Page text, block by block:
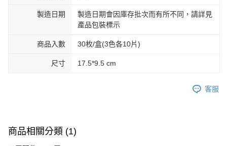
製造日期
製造日期會因庫存批次而有所不同，請詳見
產品包裝標示
商品入數 30枚/盒(3色各10片)
尺寸 17.5*9.5 cm
客服
商品相關分類 (1)